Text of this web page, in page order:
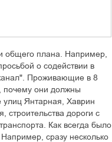
общего плана. Например,
о содействии в
Проживающие в 8
почему они должны
улиц Янтарная, Хаврин
дороги с
Как всегда было
сразу несколько